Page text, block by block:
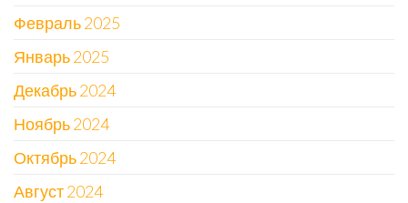
Февраль 2025
Январь 2025
Декабрь 2024
Ноябрь 2024
Октябрь 2024
Август 2024